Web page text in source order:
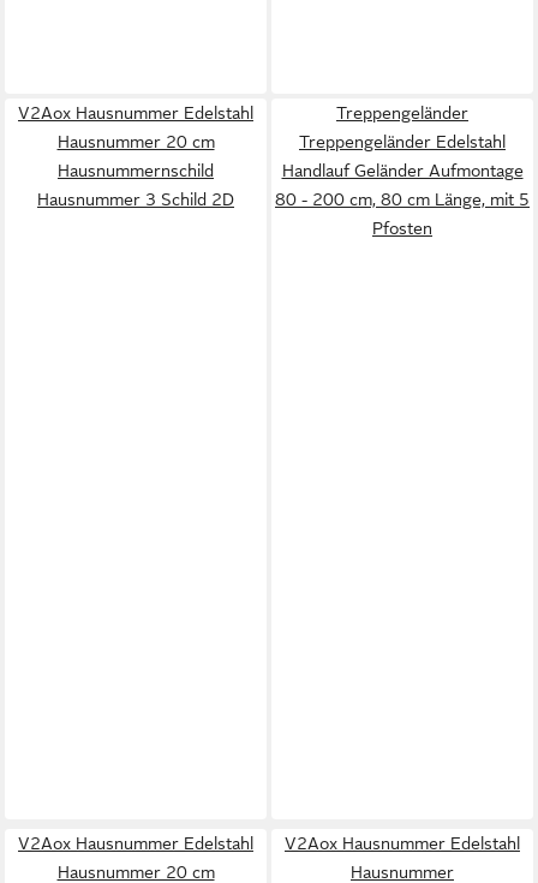
V2Aox Hausnummer Edelstahl
Hausnummer 20 cm
Hausnummernschild
Hausnummer 3 Schild 2D
Treppengeländer
Treppengeländer Edelstahl
Handlauf Geländer Aufmontage
80 - 200 cm, 80 cm Länge, mit 5
Pfosten
V2Aox Hausnummer Edelstahl
Hausnummer 20 cm
V2Aox Hausnummer Edelstahl
Hausnummer